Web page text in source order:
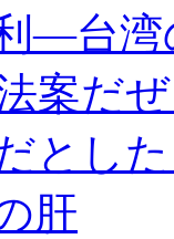
―台
案だ
とし
肝